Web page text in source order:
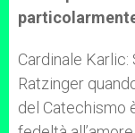
Cardinale
Ratzinger
del Catechismo